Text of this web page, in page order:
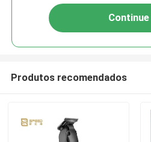
Continue
Produtos recomendados